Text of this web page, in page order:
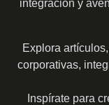
integración y
Explora
corporativas,
Inspírate para